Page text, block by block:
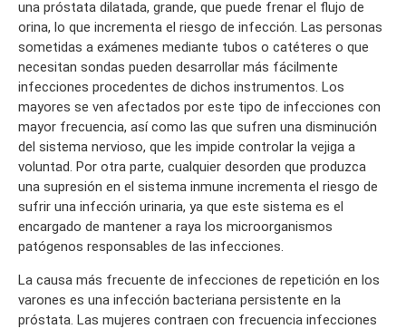
una próstata dilatada, grande, que puede frenar el flujo de
orina, lo que incrementa el riesgo de infección. Las personas
sometidas a exámenes mediante tubos o catéteres o que
necesitan sondas pueden desarrollar más fácilmente
infecciones procedentes de dichos instrumentos. Los
mayores se ven afectados por este tipo de infecciones con
mayor frecuencia, así como las que sufren una disminución
del sistema nervioso, que les impide controlar la vejiga a
voluntad. Por otra parte, cualquier desorden que produzca
una supresión en el sistema inmune incrementa el riesgo de
sufrir una infección urinaria, ya que este sistema es el
encargado de mantener a raya los microorganismos
patógenos responsables de las infecciones.
La causa más frecuente de infecciones de repetición en los
varones es una infección bacteriana persistente en la
próstata. Las mujeres contraen con frecuencia infecciones